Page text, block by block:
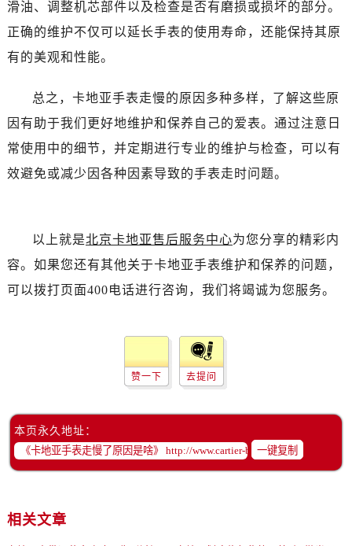
滑油、调整机芯部件以及检查是否有磨损或损坏的部分。
正确的维护不仅可以延长手表的使用寿命，还能保持其原
有的美观和性能。
总之，卡地亚手表走慢的原因多种多样，了解这些原
因有助于我们更好地维护和保养自己的爱表。通过注意日
常使用中的细节，并定期进行专业的维护与检查，可以有
效避免或减少因各种因素导致的手表走时问题。
以上就是北京卡地亚售后服务中心为您分享的精彩内
容。如果您还有其他关于卡地亚手表维护和保养的问题，
可以拨打页面400电话进行咨询，我们将竭诚为您服务。
赞一下 去提问
本页永久地址：
一键复制
相关文章